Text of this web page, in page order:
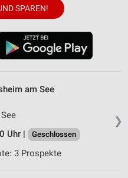
SPAREN!
❯
am See
Uhr |
Geschlossen
3 Prospekte